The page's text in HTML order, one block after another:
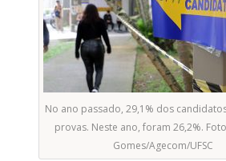
No ano passado, 29,1% dos
provas. Neste ano, foram 26,2%.
Gomes/Agecom/UFSC